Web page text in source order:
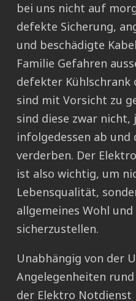
bei uns nicht auf
defekte Sicherung,
und beschädigte
Familie Gefahren
defekter
sind mit Vorsicht zu
sind diese zwar nicht,
infolgedessen ab
verderben. Der
ist also wichtig, um
Lebensqualität,
allgemeines Wohl
sicherzustellen.
Unabhängig von der
Angelegenheiten
der Elektro